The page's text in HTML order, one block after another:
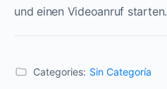
und einen Videoanruf starten.
Categories: Sin Categoría